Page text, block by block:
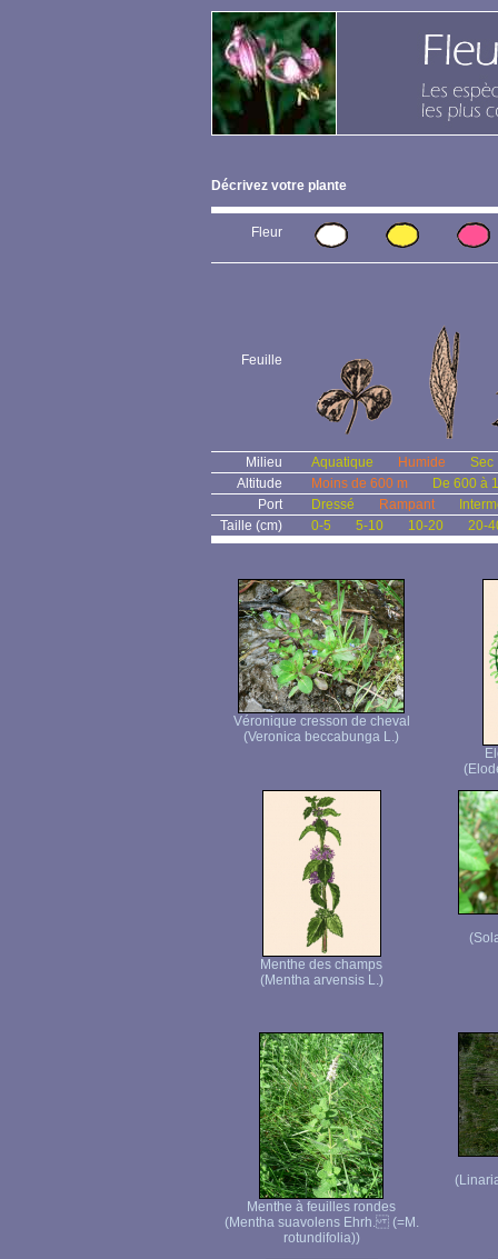
Décrivez votre plante
Fleur
Feuille
Milieu Aquatique Humide
Sec
Altitude
Moins de 600 m
De 600 à
Port
Dressé Rampant
Taille (cm)
0-5 5-10 10-20 20-
Véronique cresson de cheval
(Veronica beccabunga L.)
Menthe des champs
(Mentha arvensis L.)
Menthe à feuilles rondes
(Mentha suavolens Ehrh. (=M.
rotundifolia))